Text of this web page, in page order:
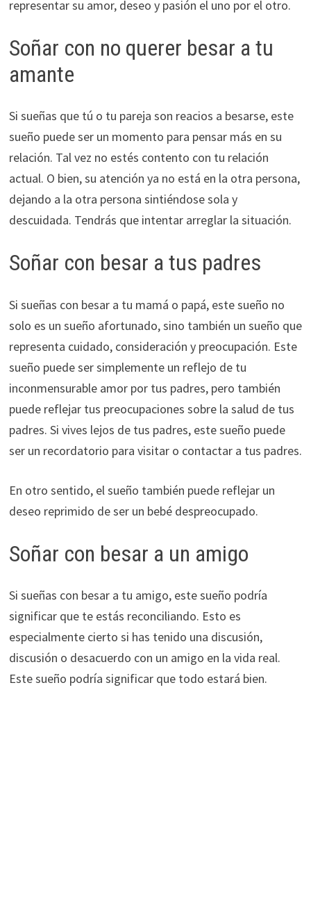
representar su amor, deseo y pasión el uno por el otro.
Soñar con no querer besar a tu
amante
Si sueñas que tú o tu pareja son reacios a besarse, este
sueño puede ser un momento para pensar más en su
relación. Tal vez no estés contento con tu relación
actual. O bien, su atención ya no está en la otra persona,
dejando a la otra persona sintiéndose sola y
descuidada. Tendrás que intentar arreglar la situación.
Soñar con besar a tus padres
Si sueñas con besar a tu mamá o papá, este sueño no
solo es un sueño afortunado, sino también un sueño que
representa cuidado, consideración y preocupación. Este
sueño puede ser simplemente un reflejo de tu
inconmensurable amor por tus padres, pero también
puede reflejar tus preocupaciones sobre la salud de tus
padres. Si vives lejos de tus padres, este sueño puede
ser un recordatorio para visitar o contactar a tus padres.
En otro sentido, el sueño también puede reflejar un
deseo reprimido de ser un bebé despreocupado.
Soñar con besar a un amigo
Si sueñas con besar a tu amigo, este sueño podría
significar que te estás reconciliando. Esto es
especialmente cierto si has tenido una discusión,
discusión o desacuerdo con un amigo en la vida real.
Este sueño podría significar que todo estará bien.